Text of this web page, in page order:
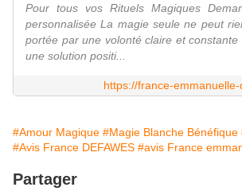
Pour tous vos Rituels Magiques
personnalisée La magie seule ne peut
portée par une volonté claire et
une solution positi...
https://france-
#Amour Magique #Magie Blanche Bénéfique
#Avis France DEFAWES #avis France
Partager